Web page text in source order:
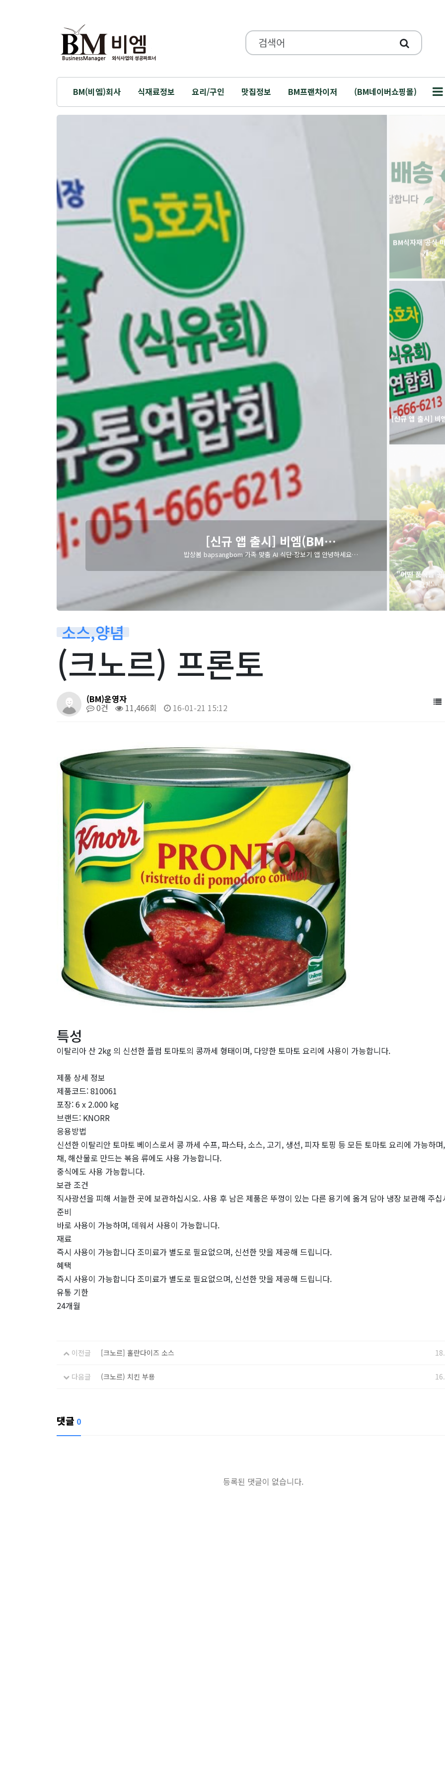
BM(비엠)회사 식재료정보 요리/구인 맛집정보 BM프랜차이저 (BM네이버쇼핑몰)
앱 출시] 비엠(BM…
가족 맞춤 AI 식단·장보기 앱 안녕하세요…
"어떤 품
BM식자재 공식
캐…
[신규 앱 출시] 비
"어떤 품목을 공
요?"…
소스,양념
(크노르) 프론토
(BM)운영자
0건 11,466회 16-01-21 15:12
특성
이탈리아 산 2kg 의 신선한 플럼 토마토의 콩까세 형태이며, 다양한 토마토 요리에 사용이 가능합니다.
제품 상세 정보
제품코드: 810061
포장: 6 x 2.000 kg
브랜드: KNORR
응용방법
신선한 이탈리안 토마토 베이스로서 콩 까세 수프, 파스타, 소스, 고기, 생선, 피자 토핑 등 모든 토마토 요리에 가능하
채, 해산물로 만드는 볶음 류에도 사용 가능합니다.
중식에도 사용 가능합니다.
보관 조건
직사광선을 피해 서늘한 곳에 보관하십시오. 사용 후 남은 제품은 뚜껑이 있는 다른 용기에 옮겨 담아 냉장 보관해 주십
준비
바로 사용이 가능하며, 데워서 사용이 가능합니다.
재료
즉시 사용이 가능합니다 조미료가 별도로 필요없으며, 신선한 맛을 제공해 드립니다.
혜택
즉시 사용이 가능합니다 조미료가 별도로 필요없으며, 신선한 맛을 제공해 드립니다.
유통 기한
24개월
이전글 [크노르] 홀란다이즈 소스
다음글 (크노르) 치킨 부용
댓글 0
등록된 댓글이 없습니다.